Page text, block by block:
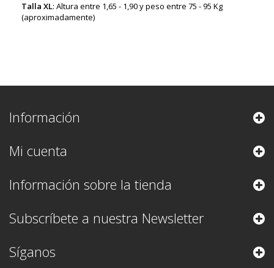
Talla XL: Altura entre 1,65 - 1,90 y peso entre 75 - 95 Kg
(aproximadamente)
Información
Mi cuenta
Información sobre la tienda
Subscríbete a nuestra Newsletter
Síganos